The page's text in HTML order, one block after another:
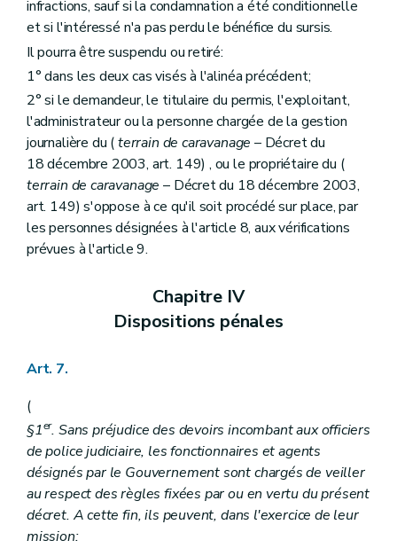
infractions, sauf si la condamnation a été conditionnelle
et si l'intéressé n'a pas perdu le bénéfice du sursis.
Il pourra être suspendu ou retiré:
1° dans les deux cas visés à l'alinéa précédent;
2° si le demandeur, le titulaire du permis, l'exploitant,
l'administrateur ou la personne chargée de la gestion
journalière du (terrain de caravanage – Décret du
18 décembre 2003, art. 149) , ou le propriétaire du (
terrain de caravanage – Décret du 18 décembre 2003,
art. 149) s'oppose à ce qu'il soit procédé sur place, par
les personnes désignées à l'article 8, aux vérifications
prévues à l'article 9.
Chapitre IV
Dispositions pénales
Art. 7.
(
§1er. Sans préjudice des devoirs incombant aux officiers
de police judiciaire, les fonctionnaires et agents
désignés par le Gouvernement sont chargés de veiller
au respect des règles fixées par ou en vertu du présent
décret. A cette fin, ils peuvent, dans l'exercice de leur
mission: